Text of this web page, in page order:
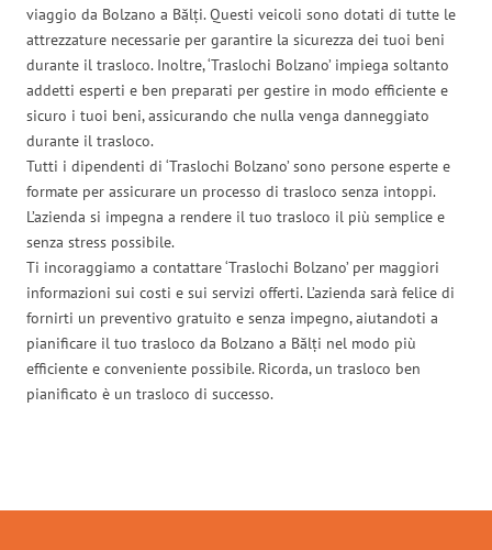
viaggio da Bolzano a Bălți. Questi veicoli sono dotati di tutte le
attrezzature necessarie per garantire la sicurezza dei tuoi beni
durante il trasloco. Inoltre, ‘Traslochi Bolzano’ impiega soltanto
addetti esperti e ben preparati per gestire in modo efficiente e
sicuro i tuoi beni, assicurando che nulla venga danneggiato
durante il trasloco.
Tutti i dipendenti di ‘Traslochi Bolzano’ sono persone esperte e
formate per assicurare un processo di trasloco senza intoppi.
L’azienda si impegna a rendere il tuo trasloco il più semplice e
senza stress possibile.
Ti incoraggiamo a contattare ‘Traslochi Bolzano’ per maggiori
informazioni sui costi e sui servizi offerti. L’azienda sarà felice di
fornirti un preventivo gratuito e senza impegno, aiutandoti a
pianificare il tuo trasloco da Bolzano a Bălți nel modo più
efficiente e conveniente possibile. Ricorda, un trasloco ben
pianificato è un trasloco di successo.